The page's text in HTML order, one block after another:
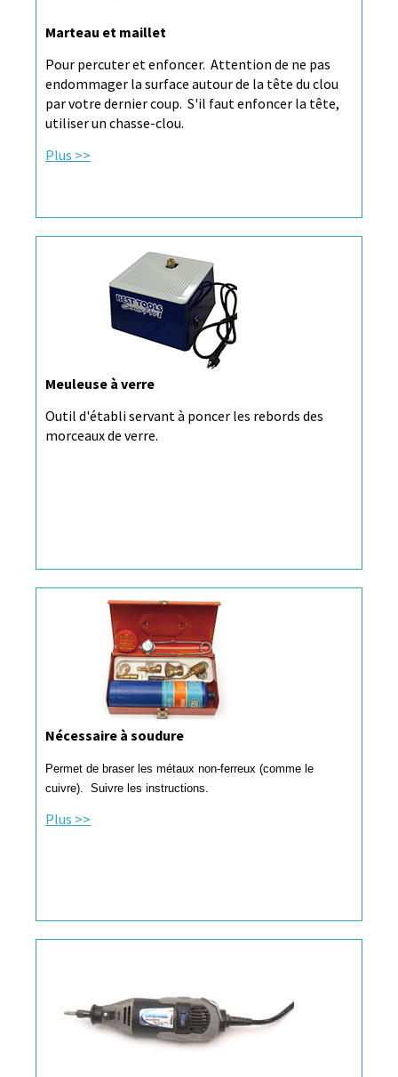
Marteau et maillet
Pour percuter et enfoncer. Attention de ne pas
endommager la surface autour de la tête du clou
par votre dernier coup. S'il faut enfoncer la tête,
utiliser un chasse-clou.
Plus >>
Meuleuse à verre
Outil d'établi servant à poncer les rebords des
morceaux de verre.
Nécessaire à soudure
Permet de braser les métaux non-ferreux (comme le
cuivre). Suivre les instructions.
Plus >>